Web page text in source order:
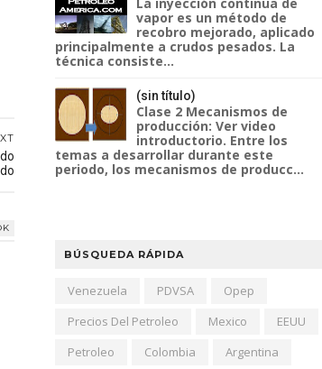
vapor es un método de
recobro mejorado, aplicado
principalmente a crudos pesados. La
técnica consiste...
(sin título)
Clase 2 Mecanismos de
producción: Ver video
introductorio. Entre los
temas a desarrollar durante este
periodo, los mecanismos de producc...
BÚSQUEDA RÁPIDA
Venezuela PDVSA
Opep
Precios Del Petroleo
Mexico
EEUU
Petroleo
Colombia
Argentina